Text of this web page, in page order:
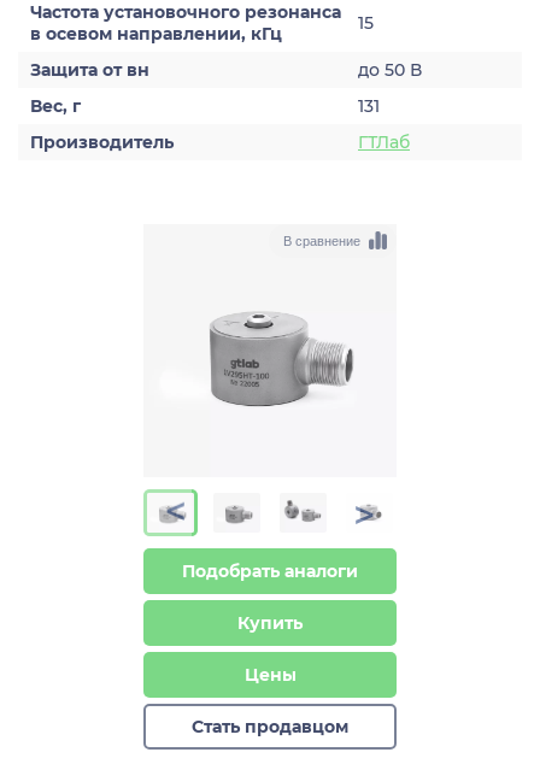
Частота установочного резонанса
в осевом направлении, кГц
15
Защита от вн
до 50 В
Вес, г
131
Производитель
ГТЛаб
В сравнение
> >
Подобрать аналоги
Купить
Цены
Стать продавцом